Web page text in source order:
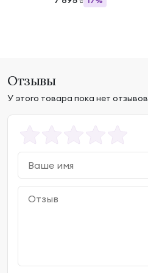
Отзывы
У этого товара пока нет отзывов